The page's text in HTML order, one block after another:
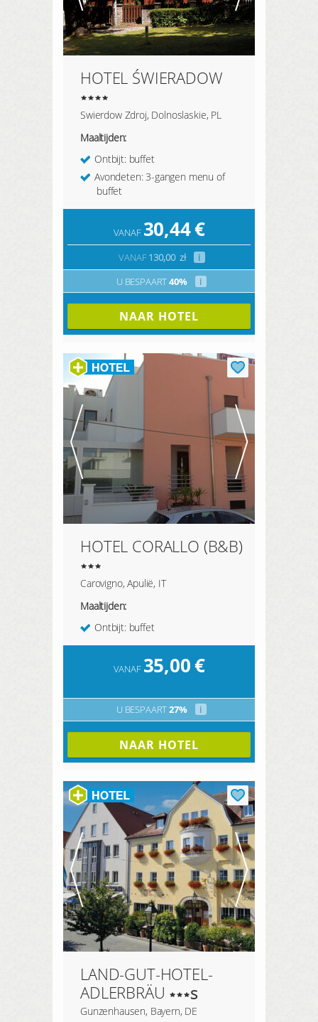
HOTEL ŚWIERADOW
Swierdow Zdroj, Dolnoslaskie, PL
Maaltijden:
Ontbijt: buffet
Avondeten: 3-gangen menu of
buffet
VANAF 30,44€
VANAF130,00 zł
i
U BESPAART40% i
NAAR HOTEL
HOTEL CORALLO (B&B)
Carovigno, Apulië, IT
Maaltijden:
Ontbijt: buffet
VANAF 35,00€
U BESPAART27% i
NAAR HOTEL
LAND-GUT-HOTEL-
ADLERBRÄU
s
Gunzenhausen, Bayern, DE